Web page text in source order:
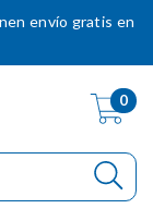
envío gratis en
0